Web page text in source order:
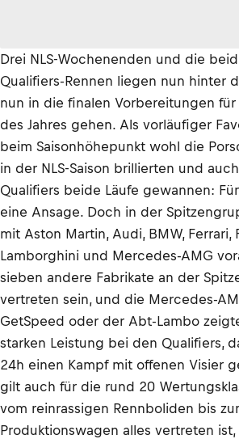
Drei NLS-Wochenenden und die
Qualifiers-Rennen liegen nun hinter
nun in die finalen Vorbereitungen für
des Jahres gehen. Als vorläufiger
beim Saisonhöhepunkt wohl die
in der NLS-Saison brillierten und
Qualifiers beide Läufe gewannen:
eine Ansage. Doch in der
mit Aston Martin, Audi, BMW, Ferrari,
Lamborghini und Mercedes-AMG
sieben andere Fabrikate an der
vertreten sein, und die Mercedes-
GetSpeed oder der Abt-Lambo
starken Leistung bei den Qualifiers,
24h einen Kampf mit offenen Visier
gilt auch für die rund 20
vom reinrassigen Rennboliden bis
Produktionswagen alles vertreten ist,